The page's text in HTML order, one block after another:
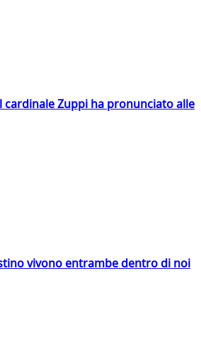
cardinale Zuppi ha pronunciato alle
vivono entrambe dentro di noi